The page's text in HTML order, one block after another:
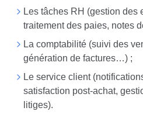
Les tâches RH (gestion des
traitement des paies, notes
La comptabilité (suivi des
génération de factures…) ;
Le service client
satisfaction post-achat,
litiges).